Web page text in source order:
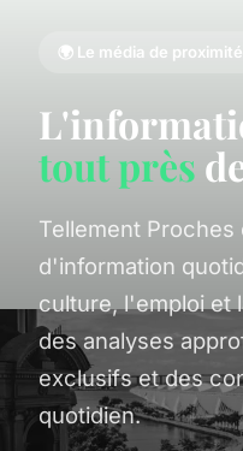
🌍 Le média de proximité
tout près
Tellement
d'information
culture, l'emploi et
des analyses
exclusifs et des
quotidien.